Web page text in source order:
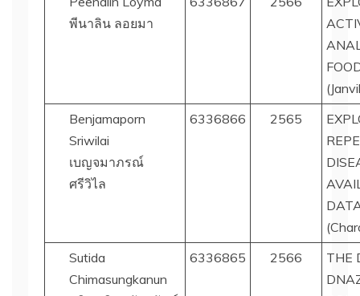
พีนาลิน ลอยมา
Benjamaporn
Sriwilai
เบญจมาภรณ์
ศรีวิไล
6336866 2565
Sutida
Chimasungkanun
6336865 2566
THE